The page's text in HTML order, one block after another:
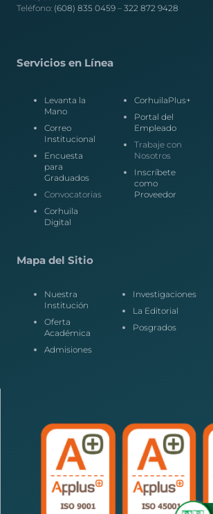
Teléfono: (608) 835 0459 – 322 872 9428
Servicios en Línea
Levanta la
Mano
Correo
Institucional
Encuesta
para
Graduados
Convocatorias
Corhuila
Digital
CorhuilaPlus+
Portal del
Empleado
Trabaje con
Nosotros
Inscríbete
como
Proveedor
Mapa del Sitio
Nuestra
Institución
Oferta
Académica
Admisiones
Investigaciones
La Editorial
Posgrados